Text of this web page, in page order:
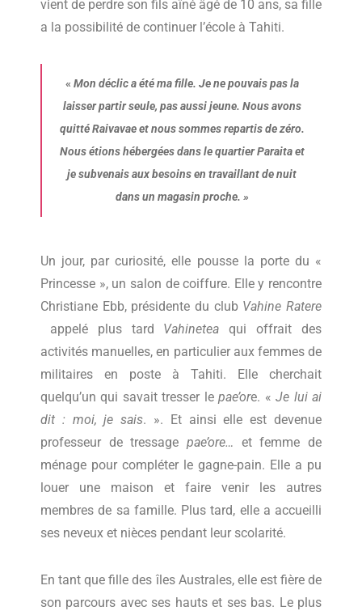
vient de perdre son fils aîné âgé de 10 ans, sa fille
a la possibilité de continuer l’école à Tahiti.
« Mon déclic a été ma fille. Je ne pouvais pas la
laisser partir seule, pas aussi jeune. Nous avons
quitté Raivavae et nous sommes repartis de zéro.
Nous étions hébergées dans le quartier Paraita et
je subvenais aux besoins en travaillant de nuit
dans un magasin proche. »
Un jour, par curiosité, elle pousse la porte du «
Princesse », un salon de coiffure. Elle y rencontre
Christiane Ebb, présidente du club Vahine Ratere
appelé plus tard Vahinetea qui offrait des
activités manuelles, en particulier aux femmes de
militaires en poste à Tahiti. Elle cherchait
quelqu’un qui savait tresser lepae’ore. «Je lui ai
dit : moi, je sais. ». Et ainsi elle est devenue
professeur de tressage pae’ore… et femme de
ménage pour compléter le gagne-pain. Elle a pu
louer une maison et faire venir les autres
membres de sa famille. Plus tard, elle a accueilli
ses neveux et nièces pendant leur scolarité.
En tant que fille des îles Australes, elle est fière de
son parcours avec ses hauts et ses bas. Le plus